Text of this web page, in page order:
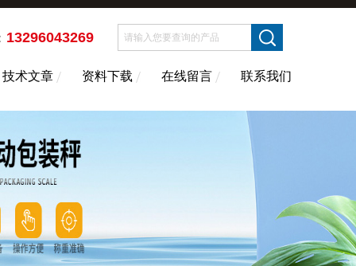
13296043269
技术文章 资料下载 在线留言 联系我们